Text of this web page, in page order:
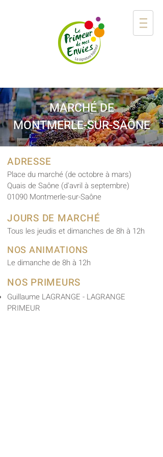
MARCHÉ DE
MONTMERLE-SUR-SAÔNE
ADRESSE
Place du marché (de octobre à mars)
Quais de Saône (d'avril à septembre)
01090 Montmerle-sur-Saône
JOURS DE MARCHÉ
Tous les jeudis et dimanches de 8h à 12h
NOS ANIMATIONS
Le dimanche de 8h à 12h
NOS PRIMEURS
Guillaume LAGRANGE - LAGRANGE
PRIMEUR